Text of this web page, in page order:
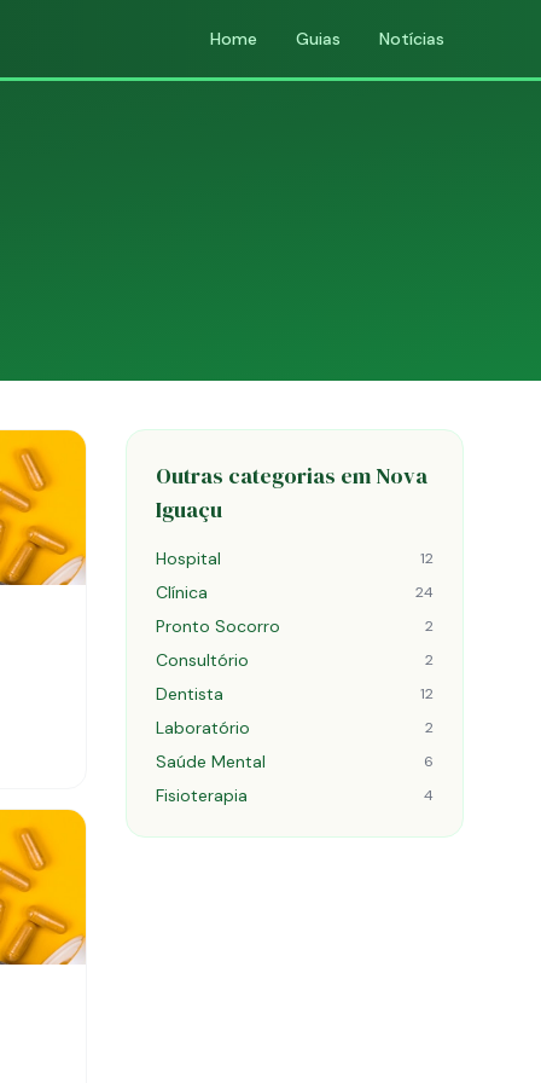
Home Guias Notícias
Outras categorias em Nova
Iguaçu
Hospital 12
Clínica 24
Pronto Socorro 2
Consultório 2
Dentista 12
Laboratório 2
Saúde Mental 6
Fisioterapia 4